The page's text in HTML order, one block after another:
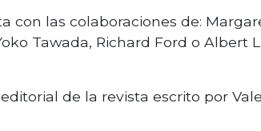
con las colaboraciones de:
Tawada, Richard Ford o Albert
de la revista escrito por